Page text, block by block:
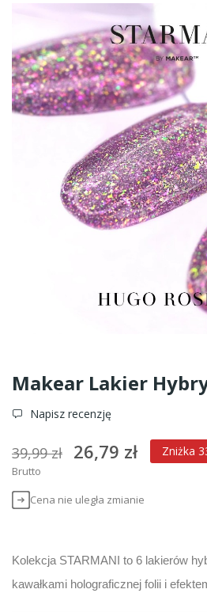
Makear Lakier
Napisz recenzję
39,99 zł 26,79 zł Zniżka
Brutto
Cena nie uległa zmianie
Kolekcja STARMANI to 6 lakierów
kawałkami holograficznej folii i